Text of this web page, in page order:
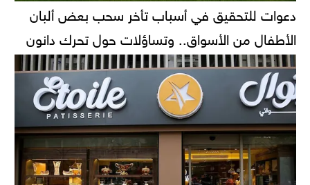
دعوات للتحقيق في أسباب تأخر سحب بعض ألبان
الأطفال من الأسواق.. وتساؤلات حول تحرك دانون